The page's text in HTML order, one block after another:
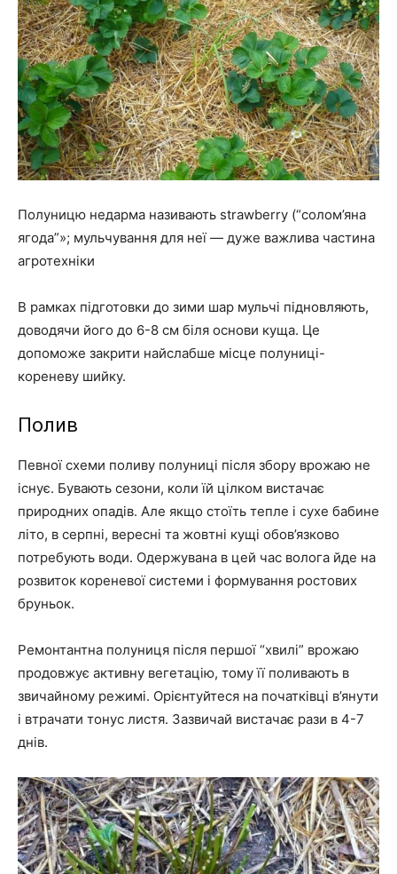
Полуницю недарма називають strawberry (“солом’яна
ягода”»; мульчування для неї — дуже важлива частина
агротехніки
В рамках підготовки до зими шар мульчі підновляють,
доводячи його до 6-8 см біля основи куща. Це
допоможе закрити найслабше місце полуниці-
кореневу шийку.
Полив
Певної схеми поливу полуниці після збору врожаю не
існує. Бувають сезони, коли їй цілком вистачає
природних опадів. Але якщо стоїть тепле і сухе бабине
літо, в серпні, вересні та жовтні кущі обов’язково
потребують води. Одержувана в цей час волога йде на
розвиток кореневої системи і формування ростових
бруньок.
Ремонтантна полуниця після першої “хвилі” врожаю
продовжує активну вегетацію, тому її поливають в
звичайному режимі. Орієнтуйтеся на початківці в’янути
і втрачати тонус листя. Зазвичай вистачає рази в 4-7
днів.